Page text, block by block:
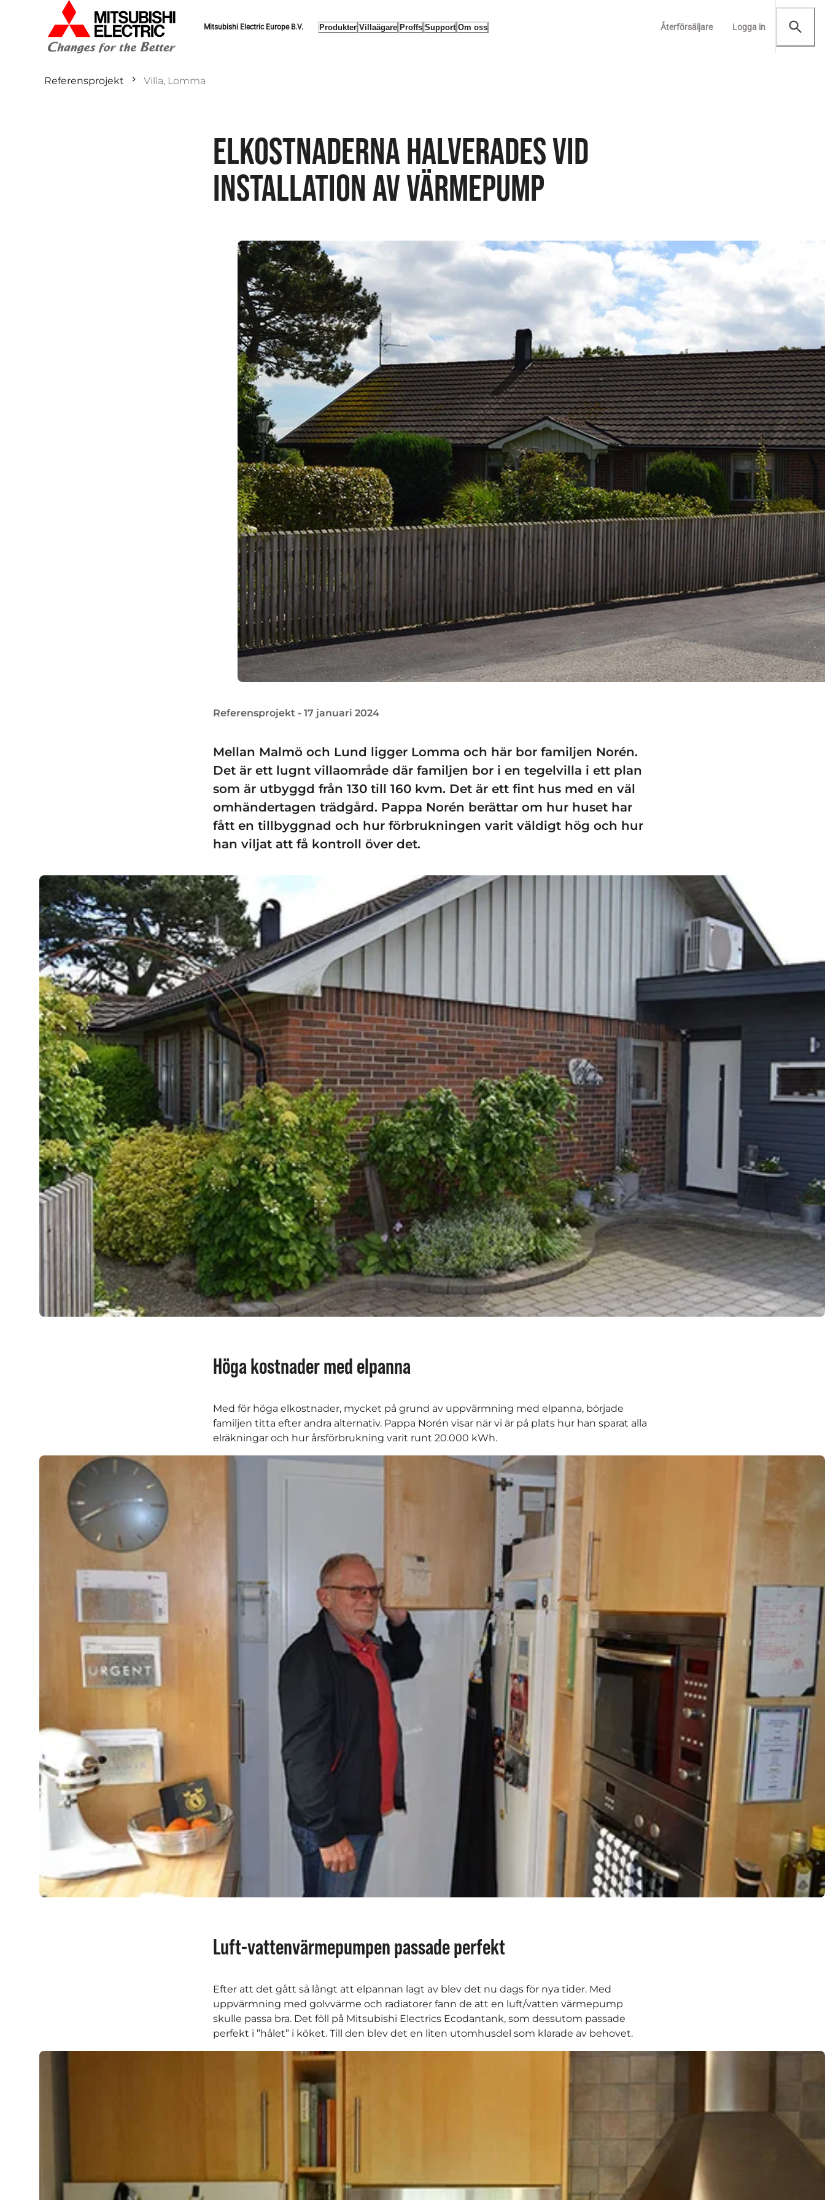
Mitsubishi Electric Europe B.V. Produkter Villaägare Proffs Support Om oss Återförsäljare Logga in
Referensprojekt Villa, Lomma
ELKOSTNADERNA HALVERADES VID
INSTALLATION AV VÄRMEPUMP
Referensprojekt - 17 januari 2024
Mellan Malmö och Lund ligger Lomma och här bor familjen Norén.
Det är ett lugnt villaområde där familjen bor i en tegelvilla i ett plan
som är utbyggd från 130 till 160 kvm. Det är ett fint hus med en väl
omhändertagen trädgård. Pappa Norén berättar om hur huset har
fått en tillbyggnad och hur förbrukningen varit väldigt hög och hur
han viljat att få kontroll över det.
Höga kostnader med elpanna
Med för höga elkostnader, mycket på grund av uppvärmning med elpanna, började
familjen titta efter andra alternativ. Pappa Norén visar när vi är på plats hur han sparat alla
elräkningar och hur årsförbrukning varit runt 20.000 kWh.
Luft-vattenvärmepumpen passade perfekt
Efter att det gått så långt att elpannan lagt av blev det nu dags för nya tider. Med
uppvärmning med golvvärme och radiatorer fann de att en luft/vatten värmepump
skulle passa bra. Det föll på Mitsubishi Electrics Ecodantank, som dessutom passade
perfekt i ”hålet” i köket. Till den blev det en liten utomhusdel som klarade av behovet.